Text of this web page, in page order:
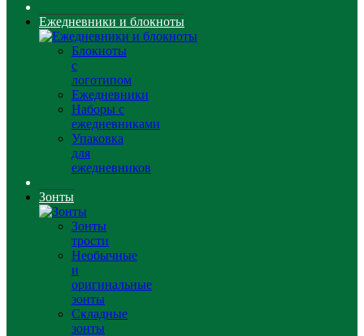
Ежедневники и блокноты
Блокноты
с
логотипом
Ежедневники
Наборы с
ежедневниками
Упаковка
для
ежедневников
Зонты
Зонты
трости
Необычные
и
оригинальные
зонты
Складные
зонты